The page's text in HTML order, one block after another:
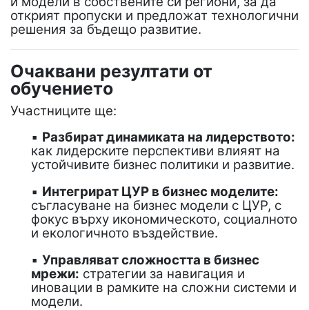
открият пропуски и предложат технологични
решения за бъдещо развитие.
Очаквани резултати от
обучението
Участниците ще:
▪ Разбират динамиката на лидерството:
как лидерските перспективи влияят на
устойчивите бизнес политики и развитие.
▪ Интегрират ЦУР в бизнес моделите:
съгласуване на бизнес модели с ЦУР, с
фокус върху икономическото, социалното
и екологичното въздействие.
▪ Управляват сложността в бизнес
мрежи: стратегии за навигация и
иновации в рамките на сложни системи и
модели.